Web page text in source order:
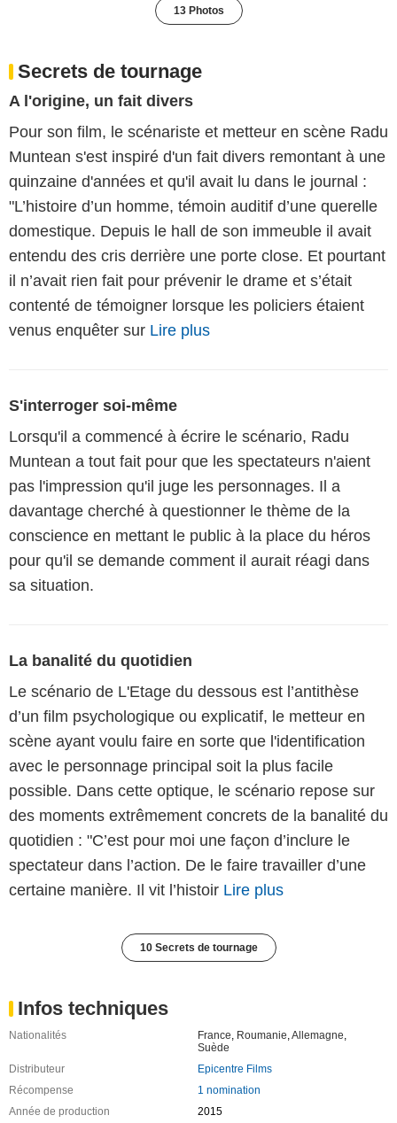
13 Photos
Secrets de tournage
A l'origine, un fait divers
Pour son film, le scénariste et metteur en scène Radu
Muntean s'est inspiré d'un fait divers remontant à une
quinzaine d'années et qu'il avait lu dans le journal :
"L’histoire d’un homme, témoin auditif d’une querelle
domestique. Depuis le hall de son immeuble il avait
entendu des cris derrière une porte close. Et pourtant
il n’avait rien fait pour prévenir le drame et s’était
contenté de témoigner lorsque les policiers étaient
venus enquêter sur Lire plus
S'interroger soi-même
Lorsqu'il a commencé à écrire le scénario, Radu
Muntean a tout fait pour que les spectateurs n'aient
pas l'impression qu'il juge les personnages. Il a
davantage cherché à questionner le thème de la
conscience en mettant le public à la place du héros
pour qu'il se demande comment il aurait réagi dans
sa situation.
La banalité du quotidien
Le scénario de L'Etage du dessous est l’antithèse
d’un film psychologique ou explicatif, le metteur en
scène ayant voulu faire en sorte que l'identification
avec le personnage principal soit la plus facile
possible. Dans cette optique, le scénario repose sur
des moments extrêmement concrets de la banalité du
quotidien : "C’est pour moi une façon d’inclure le
spectateur dans l’action. De le faire travailler d’une
certaine manière. Il vit l’histoir Lire plus
10 Secrets de tournage
Infos techniques
Nationalités France Roumanie Allemagne
Suède
Distributeur
Epicentre Films
Récompense
1 nomination
Année de production
2015